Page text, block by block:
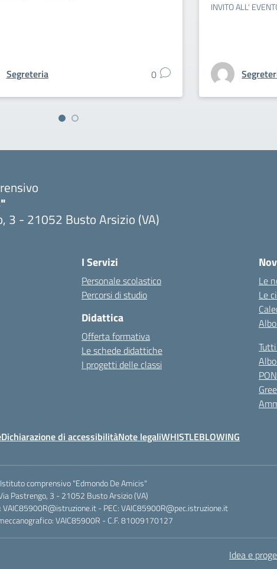
Segreteria 0
INVITO ALL'
3 - 21052 Busto Arsizio (VA)
I Servizi
Personale scolastico
Percorsi di studio
Didattica
Offerta formativa
Le schede didattiche
I progetti delle classi
Le
Le
PON
Dichiarazione di accessibilitàNote legaliWHISTLEBLOWING
Istituto comprensivo "Edmondo De Amicis"
Pastrengo, 3 - 21052 Busto Arsizio (VA)
- PEC: VAIC85900R@pec.istruzione.it
VAIC85900R - C.F. 81009170127
Idea e